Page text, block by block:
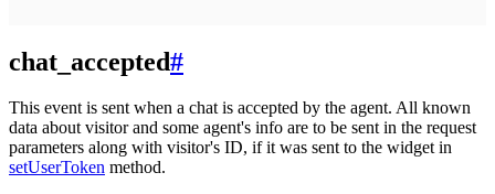
chat_accepted#
This event is sent when a chat is accepted by the agent. All known
data about visitor and some agent's info are to be sent in the request
parameters along with visitor's ID, if it was sent to the widget in
setUserToken method.